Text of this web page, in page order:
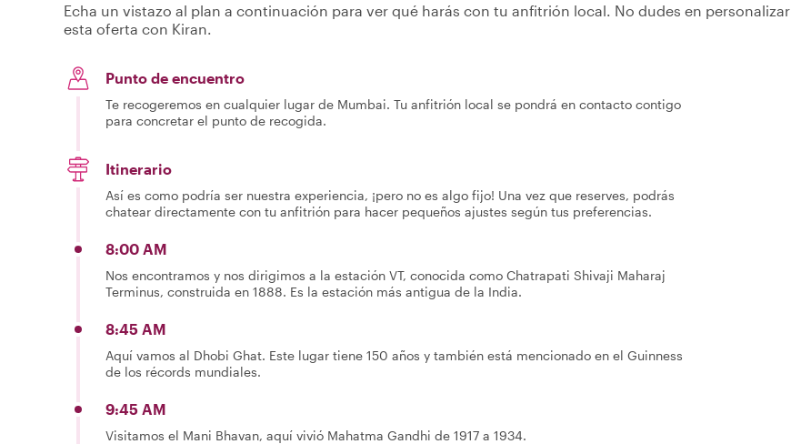
Echa un vistazo al plan a continuación para ver qué harás con tu anfitrión local. No dudes en personalizar
esta oferta con Kiran.
Punto de encuentro
Te recogeremos en cualquier lugar de Mumbai. Tu anfitrión local se pondrá en contacto contigo
para concretar el punto de recogida.
Itinerario
Así es como podría ser nuestra experiencia, ¡pero no es algo fijo! Una vez que reserves, podrás
chatear directamente con tu anfitrión para hacer pequeños ajustes según tus preferencias.
8:00 AM
Nos encontramos y nos dirigimos a la estación VT, conocida como Chatrapati Shivaji Maharaj
Terminus, construida en 1888. Es la estación más antigua de la India.
8:45 AM
Aquí vamos al Dhobi Ghat. Este lugar tiene 150 años y también está mencionado en el Guinness
de los récords mundiales.
9:45 AM
Visitamos el Mani Bhavan, aquí vivió Mahatma Gandhi de 1917 a 1934.